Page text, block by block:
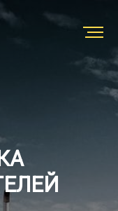
Заказать
перевозку